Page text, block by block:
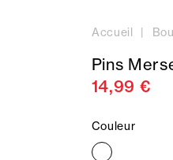
Accueil
Pins
14,99 €
Couleur